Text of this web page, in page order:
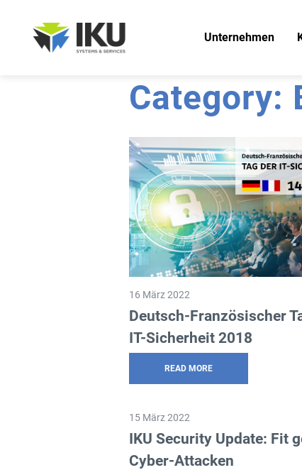
Unternehmen
Unsere Philosophie
Unsere Partner
Category:
16 März 2022
Deutsch-Französischer
IT-Sicherheit 2018
READ MORE
15 März 2022
IKU Security Update: Fit
Cyber-Attacken